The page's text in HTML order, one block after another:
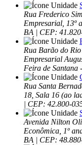
Rua Frederico
Empresarial, 13º
BA | CEP:
Rua Barão do
Empresarial
Feira de Santana
Rua Santa
18, Sala 16 (ao
| CEP: 42.800-
Avenida Nilton
Econômica, 1º
BA | CEP: